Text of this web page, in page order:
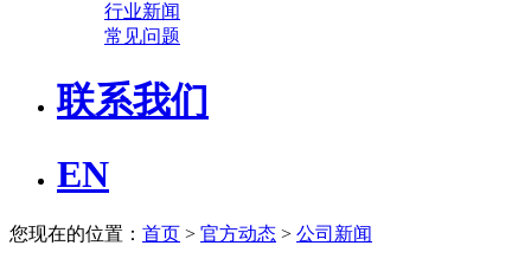
行业新闻
常见问题
联系我们
EN
您现在的位置： 首页 > 官方动态 > 公司新闻